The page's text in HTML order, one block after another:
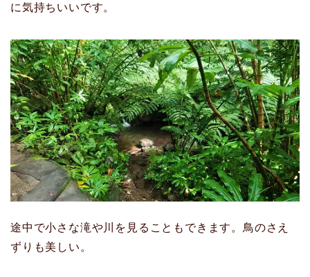
に気持ちいいです。
途中で小さな滝や川を見ることもできます。鳥のさえ
ずりも美しい。